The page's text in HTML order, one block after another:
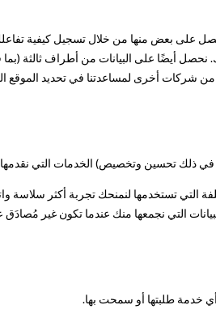
بعض منها من خلال تسجيل كيفية
نحصل أيضًا على البيانات من أطراف ثالثة
في ذلك تحسين وتخصيص) الخدمات التي
التي تستخدمها لنمنحك تجربة أكثر
التي نجمعها منك عندما تكون
خدمة طلبتها أو سمحت بها.